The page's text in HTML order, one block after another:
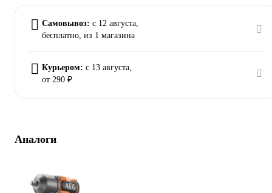
Самовывоз: c 12 августа,
бесплатно, из 1 магазина
Курьером: c 13 августа,
от 290 ₽
Аналоги